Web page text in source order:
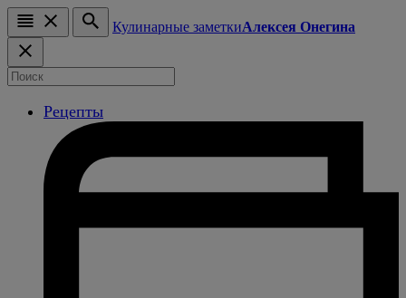
Кулинарные заметкиАлексея Онегина
Рецепты